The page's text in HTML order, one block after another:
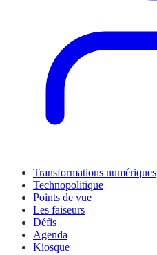
Transformations numériques
Technopolitique
Points de vue
Les faiseurs
Défis
Agenda
Kiosque